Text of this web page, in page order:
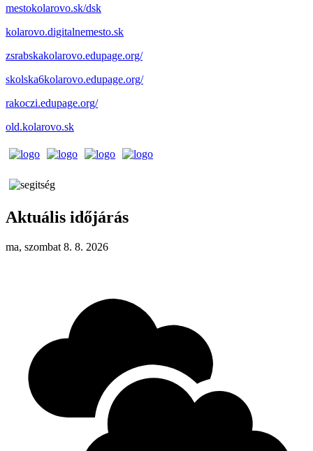
mestokolarovo.sk/dsk
kolarovo.digitalnemesto.sk
zsrabskakolarovo.edupage.org/
skolska6kolarovo.edupage.org/
rakoczi.edupage.org/
old.kolarovo.sk
Aktuális időjárás
ma, szombat 8. 8. 2026